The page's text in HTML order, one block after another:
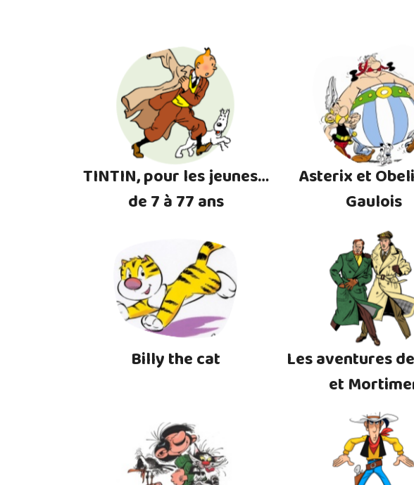
TINTIN, pour les jeunes…
de 7 à 77 ans
Asterix et
Gaulois
Billy the cat
Les aventures
et